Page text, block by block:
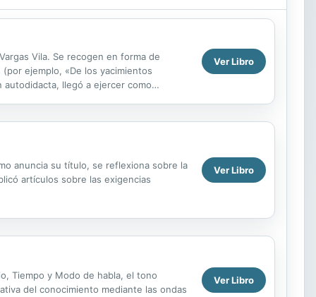
Vila. Se recogen en forma de
ejemplo, «De los yacimientos
llegó a ejercer como
Ver Libro
anuncia su título, se reflexiona sobre la
artículos sobre las exigencias
Ver Libro
Tiempo y Modo de habla, el tono
del conocimiento mediante las ondas
Ver Libro